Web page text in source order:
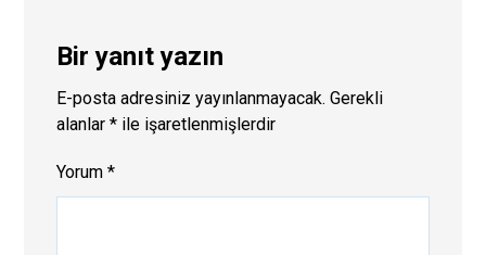
Bir yanıt yazın
E-posta adresiniz yayınlanmayacak. Gerekli
alanlar* ile işaretlenmişlerdir
Yorum*